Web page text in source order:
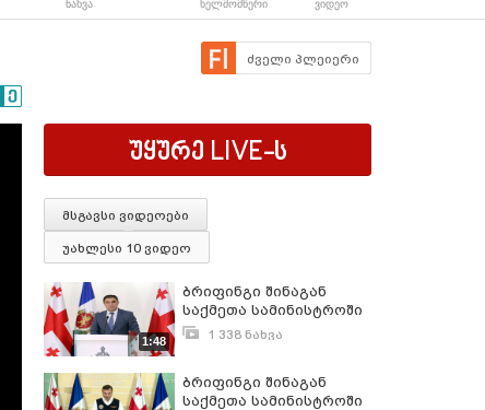
ნახვა ხელმომწერი ვიდეო
ძველი პლეიერი
უყურე LIVE-ს
მსგავსი ვიდეოები
უახლესი 10 ვიდეო
1:48
ბრიფინგი შინაგან
საქმეთა სამინისტროში
1 338 ნახვა
ბრიფინგი შინაგან
საქმეთა სამინისტროში